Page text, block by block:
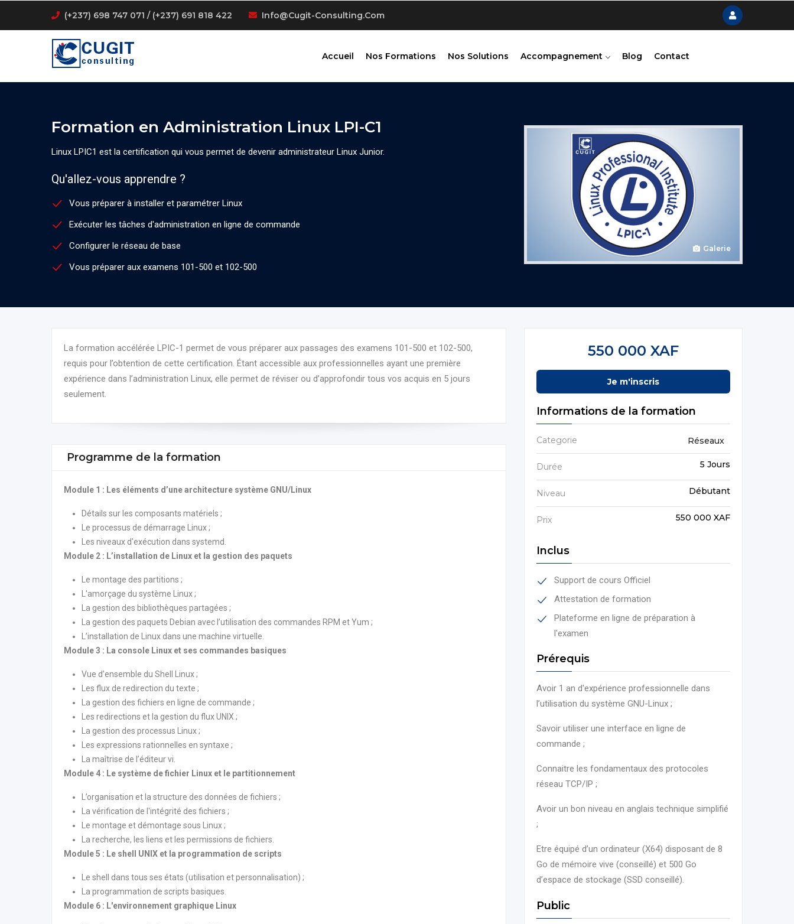
(+237) 698 747 071 / (+237) 691 818 422 Info@cugit-Consulting.com
Accueil Nos Formations Nos Solutions Accompagnement Blog Contact
Galerie
Formation en Administration Linux LPI-C1
Linux LPIC1 est la certification qui vous permet de devenir administrateur Linux Junior.
Qu'allez-vous apprendre ?
Vous préparer à installer et paramétrer Linux
Exécuter les tâches d'administration en ligne de commande
Configurer le réseau de base
Vous préparer aux examens 101-500 et 102-500
550 000 XAF
Je m'inscris
Informations de la formation
Categorie Réseaux
Durée 5 Jours
Niveau Débutant
Prix 550 000 XAF
Inclus
Support de cours Officiel
Attestation de formation
Plateforme en ligne de préparation à
l'examen
Prérequis
Avoir 1 an d'expérience professionnelle dans
l’utilisation du système GNU-Linux ;
Savoir utiliser une interface en ligne de
commande ;
Connaitre les fondamentaux des protocoles
réseau TCP/IP ;
Avoir un bon niveau en anglais technique simplifié
;
Etre équipé d’un ordinateur (X64) disposant de 8
Go de mémoire vive (conseillé) et 500 Go
d’espace de stockage (SSD conseillé).
Public
La formation accélérée LPIC-1 permet de vous préparer aux passages des examens 101-500 et 102-500,
requis pour l’obtention de cette certification. Étant accessible aux professionnelles ayant une première
expérience dans l’administration Linux, elle permet de réviser ou d’approfondir tous vos acquis en 5 jours
seulement.
Programme de la formation
Module 1 : Les éléments d’une architecture système GNU/Linux
Détails sur les composants matériels ;
Le processus de démarrage Linux ;
Les niveaux d'exécution dans systemd.
Module 2 : L’installation de Linux et la gestion des paquets
Le montage des partitions ;
L'amorçage du système Linux ;
La gestion des bibliothèques partagées ;
La gestion des paquets Debian avec l’utilisation des commandes RPM et Yum ;
L’installation de Linux dans une machine virtuelle.
Module 3 : La console Linux et ses commandes basiques
Vue d’ensemble du Shell Linux ;
Les flux de redirection du texte ;
La gestion des fichiers en ligne de commande ;
Les redirections et la gestion du flux UNIX ;
La gestion des processus Linux ;
Les expressions rationnelles en syntaxe ;
La maîtrise de l’éditeur vi.
Module 4 : Le système de fichier Linux et le partitionnement
L’organisation et la structure des données de fichiers ;
La vérification de l'intégrité des fichiers ;
Le montage et démontage sous Linux ;
La recherche, les liens et les permissions de fichiers.
Module 5 : Le shell UNIX et la programmation de scripts
Le shell dans tous ses états (utilisation et personnalisation) ;
La programmation de scripts basiques.
Module 6 : L'environnement graphique Linux